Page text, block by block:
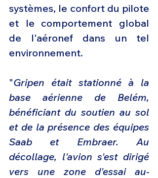
systèmes, le confort du pilote
et le comportement global
de l'aéronef dans un tel
environnement.
"Gripen était stationné à la
base aérienne de Belém,
bénéficiant du soutien au sol
et de la présence des équipes
Saab et Embraer. Au
décollage, l'avion s'est dirigé
vers une zone d'essai au-